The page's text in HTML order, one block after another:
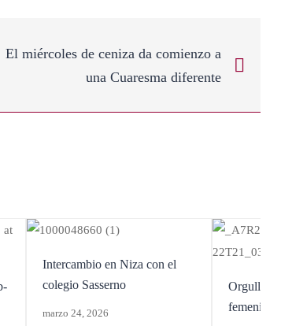
El miércoles de ceniza da comienzo a
una Cuaresma diferente
Intercambio en Niza con el
colegio Sasserno
marzo 24, 2026
Orgullo
femeninos